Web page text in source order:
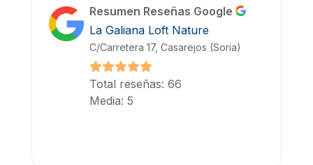
Resumen Reseñas Google
La Galiana Loft Nature
C/Carretera 17, Casarejos (Soria)
Total reseñas: 66
Media: 5